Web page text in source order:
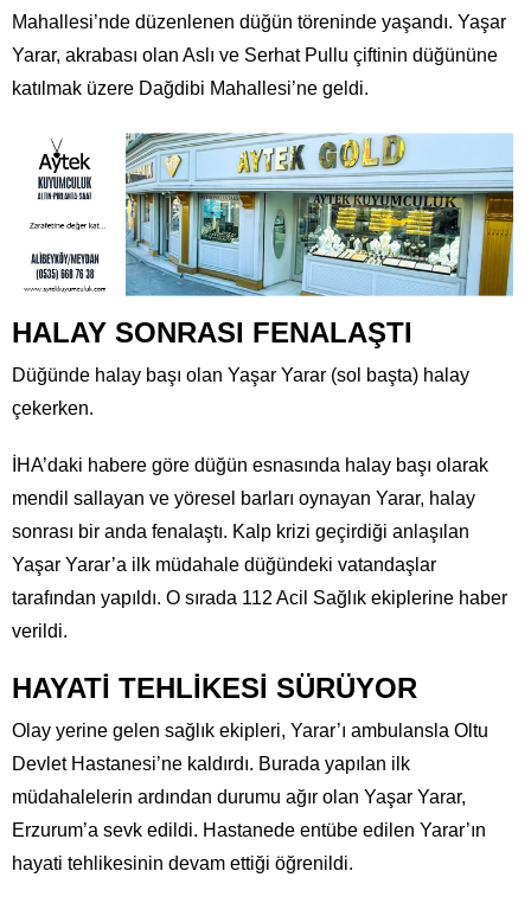
Mahallesi’nde düzenlenen düğün töreninde yaşandı. Yaşar
Yarar, akrabası olan Aslı ve Serhat Pullu çiftinin düğününe
katılmak üzere Dağdibi Mahallesi’ne geldi.
HALAY SONRASI FENALAŞTI
Düğünde halay başı olan Yaşar Yarar (sol başta) halay
çekerken.
İHA’daki habere göre düğün esnasında halay başı olarak
mendil sallayan ve yöresel barları oynayan Yarar, halay
sonrası bir anda fenalaştı. Kalp krizi geçirdiği anlaşılan
Yaşar Yarar’a ilk müdahale düğündeki vatandaşlar
tarafından yapıldı. O sırada 112 Acil Sağlık ekiplerine haber
verildi.
HAYATİ TEHLİKESİ SÜRÜYOR
Olay yerine gelen sağlık ekipleri, Yarar’ı ambulansla Oltu
Devlet Hastanesi’ne kaldırdı. Burada yapılan ilk
müdahalelerin ardından durumu ağır olan Yaşar Yarar,
Erzurum’a sevk edildi. Hastanede entübe edilen Yarar’ın
hayati tehlikesinin devam ettiği öğrenildi.